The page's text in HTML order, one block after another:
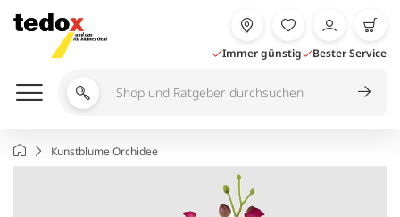
Inhalt
springen
Immer günstig Bester Service
Shop
durchsuchen
StartseiteKunstblume Orchidee